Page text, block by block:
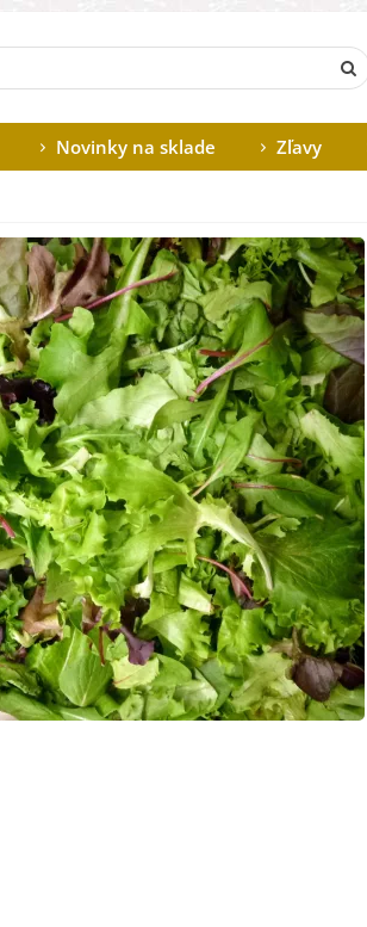
Novinky na sklade Zľavy